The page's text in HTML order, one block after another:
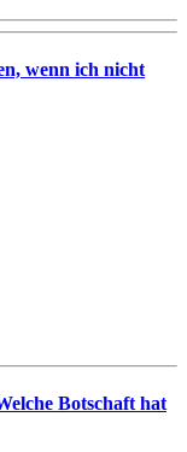
wenn ich nicht
Botschaft hat